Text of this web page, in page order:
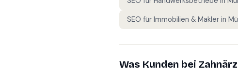
SEO für Immobilien & Makler in
Was Kunden bei